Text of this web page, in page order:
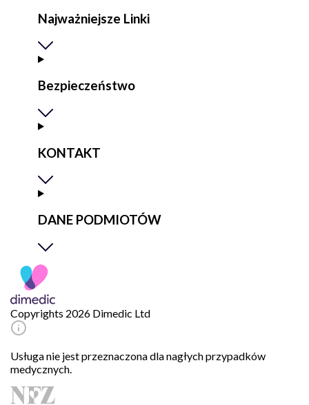
Najważniejsze Linki
Bezpieczeństwo
KONTAKT
DANE PODMIOTÓW
Copyrights 2026 Dimedic Ltd
Usługa nie jest przeznaczona dla nagłych przypadków
medycznych.